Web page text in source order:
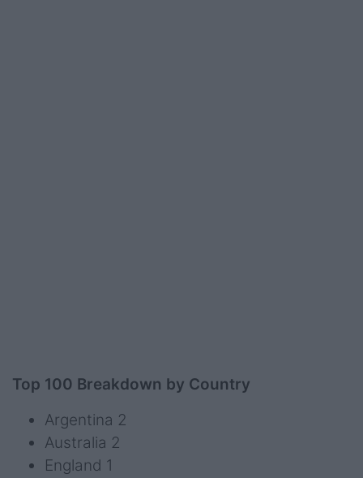
Top 100 Breakdown by Country
Argentina 2
Australia 2
England 1